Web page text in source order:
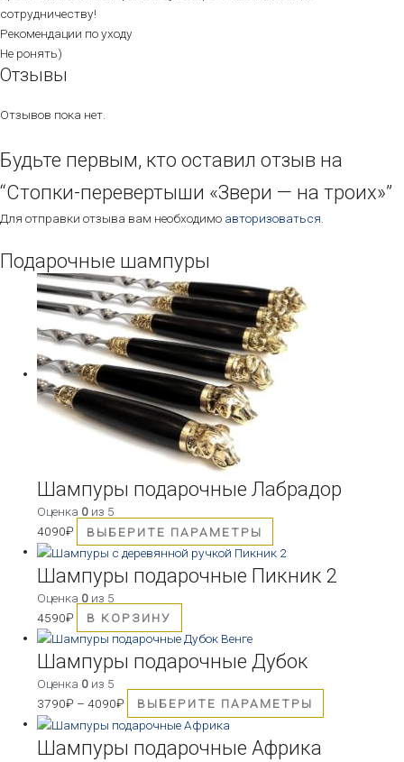
сотрудничеству!
Рекомендации по уходу
Не ронять)
Отзывы
Отзывов пока нет.
Будьте первым, кто оставил отзыв на
“Стопки-перевертыши «Звери — на троих»”
Для отправки отзыва вам необходимо авторизоваться.
Подарочные шампуры
Шампуры подарочные Лабрадор
Оценка 0 из 5
4090₽ ВЫБЕРИТЕ ПАРАМЕТРЫ
Шампуры подарочные Пикник 2
Оценка 0 из 5
4590₽ В КОРЗИНУ
Шампуры подарочные Дубок
Оценка 0 из 5
3790₽ –4090₽ ВЫБЕРИТЕ ПАРАМЕТРЫ
Шампуры подарочные Африка